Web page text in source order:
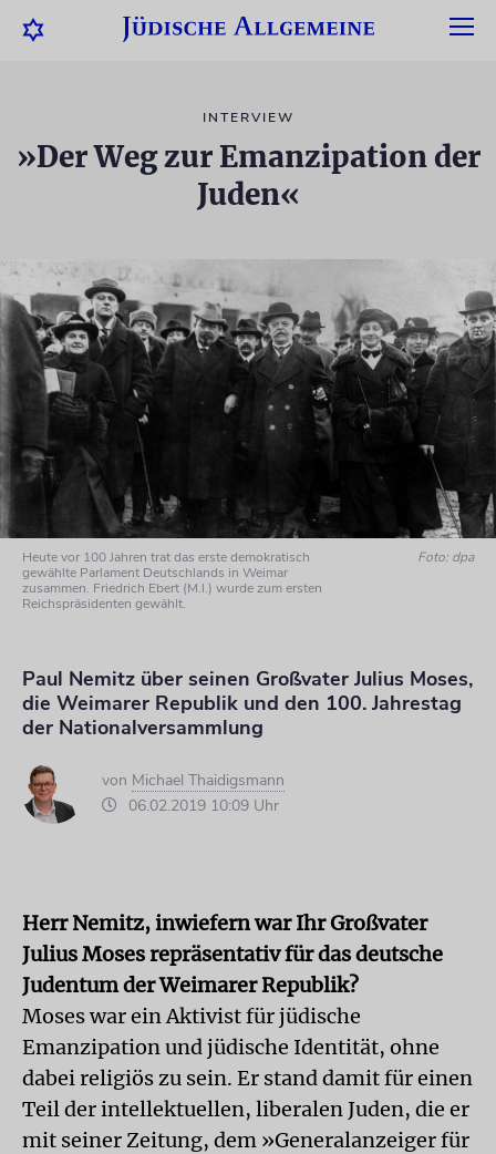
INTERVIEW
»Der Weg zur Emanzipation der
Juden«
Heute vor 100 Jahren trat das erste demokratisch
gewählte Parlament Deutschlands in Weimar
zusammen. Friedrich Ebert (M.l.) wurde zum ersten
Reichspräsidenten gewählt.
Foto: dpa
Paul Nemitz über seinen Großvater Julius Moses,
die Weimarer Republik und den 100. Jahrestag
der Nationalversammlung
von Michael Thaidigsmann
06.02.2019 10:09 Uhr
Herr Nemitz, inwiefern war Ihr Großvater
Julius Moses repräsentativ für das deutsche
Judentum der Weimarer Republik?
Moses war ein Aktivist für jüdische
Emanzipation und jüdische Identität, ohne
dabei religiös zu sein. Er stand damit für einen
Teil der intellektuellen, liberalen Juden, die er
mit seiner Zeitung, dem »Generalanzeiger für